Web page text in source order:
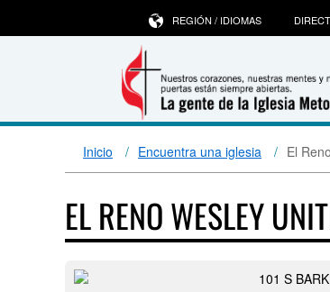
REGIÓN / IDIOMAS
Inicio Encuentra una iglesia El
EL RENO WESLEY
101 S